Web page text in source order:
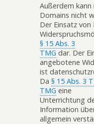
Außerdem
Domains nicht
Der Einsatz von
§ 15 Abs. 3
TMG dar. Der
angebotene
ist
Da § 15 Abs. 3
TMG eine
Unterrichtung
Information
allgemein